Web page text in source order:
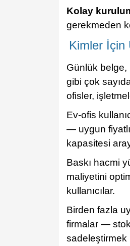
Kolay
gerekmeden
Kimler İçin
Günlük belge,
gibi çok
ofisler,
Ev‑ofis
— uygun
kapasitesi
Baskı hacmi
maliyetini
kullanıcılar.
Birden fazla
firmalar —
sadeleştirmek